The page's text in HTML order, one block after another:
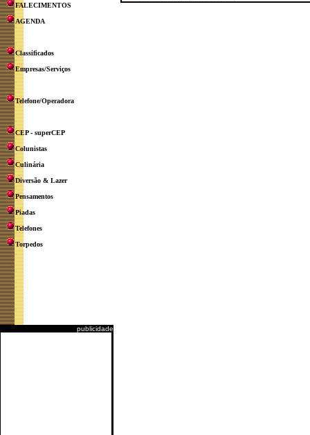
FALECIMENTOS
AGENDA
Classificados
Empresas/Serviços
Telefone/Operadora
CEP - superCEP
Colunistas
Culinária
Diversão & Lazer
Pensamentos
Piadas
Telefones
Torpedos
publicidade